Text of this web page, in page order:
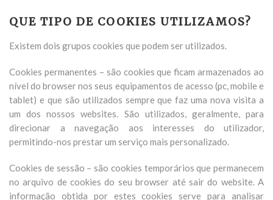
QUE TIPO DE COOKIES UTILIZAMOS?
Existem dois grupos cookies que podem ser utilizados.
Cookies permanentes – são cookies que ficam armazenados ao
nível do browser nos seus equipamentos de acesso (pc, mobile e
tablet) e que são utilizados sempre que faz uma nova visita a
um dos nossos websites. São utilizados, geralmente, para
direcionar a navegação aos interesses do utilizador,
permitindo-nos prestar um serviço mais personalizado.
Cookies de sessão – são cookies temporários que permanecem
no arquivo de cookies do seu browser até sair do website. A
informação obtida por estes cookies serve para analisar